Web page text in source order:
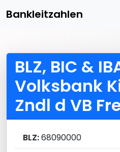
Bankleitzahlen
BLZ, BIC &
Volksbank
Zndl d VB
BLZ:68090000